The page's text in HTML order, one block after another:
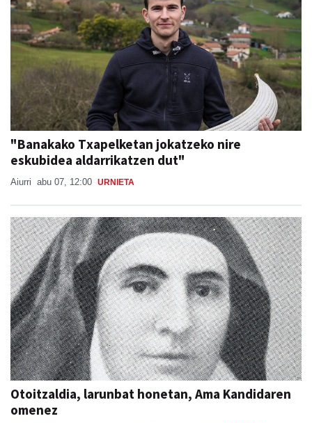
"Banakako Txapelketan jokatzeko nire
eskubidea aldarrikatzen dut"
Aiurri abu 07, 12:00 URNIETA
Otoitzaldia, larunbat honetan, Ama Kandidaren
omenez